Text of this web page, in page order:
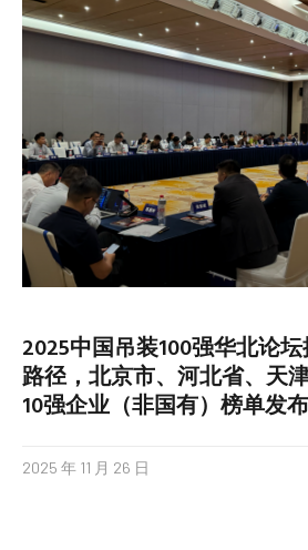
2025中国吊装100强华北论
路径，北京市、河北省、天
10强企业（非国有）榜单发布